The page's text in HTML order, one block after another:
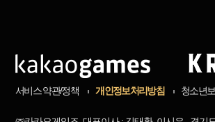
서비스 약관/정책 개인정보처리방침 청소년